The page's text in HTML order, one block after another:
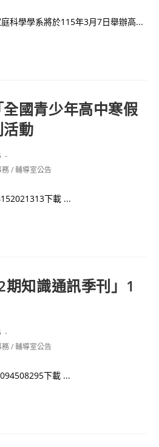
科學學系將於115年3月7日舉辦高...
國青少年高中寒假
動
務/輔導室公告
下載 ...
知識通訊季刊」1
務/輔導室公告
下載 ...